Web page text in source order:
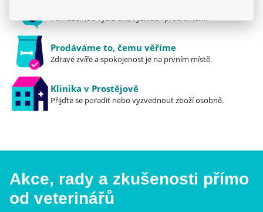
Prodáváme to, čemu věříme
Zdravé zvíře a spokojenost je na prvním místě.
Klinika v Prostějově
Přijďte se poradit nebo vyzvednout zboží osobně.
Akce, rady a zkušenosti přímo
od veterinářů